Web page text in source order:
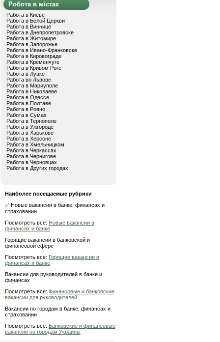
Робота в містах
Работа в Киеве
Работа в Белой Церкви
Работа в Виннице
Работа в Днепропетровске
Работа в Житомире
Работа в Запорожье
Работа в Ивано-Франковске
Работа в Кировограде
Работа в Кременчуге
Работа в Кривом Роге
Работа в Луцке
Работа во Львове
Работа в Мариуполе
Работа в Николаеве
Работа в Одессе
Работа в Полтаве
Работа в Ровно
Работа в Сумах
Работа в Тернополе
Работа в Ужгороде
Работа в Харькове
Работа в Херсоне
Работа в Хмельницком
Работа в Черкассах
Работа в Чернигове
Работа в Черновцах
Работа в Других городах
Наиболее посещаемые рубрики
✅ Новые вакансии в банке, финансах и
страховании
Посмотреть все: Новые вакансии в
финансах и банке
Горящие вакансии в банковской и
финансовой сфере
Посмотреть все: Горящие вакансии в
финансах и банке
Вакансии для руководителей в банке и
финансах
Посмотреть все: Финансовые и банковские
вакансии для руководителей
Вакансии по городам в банке, финансах и
страховании
Посмотреть все: Банковские и финансовые
вакансии по городам Украины